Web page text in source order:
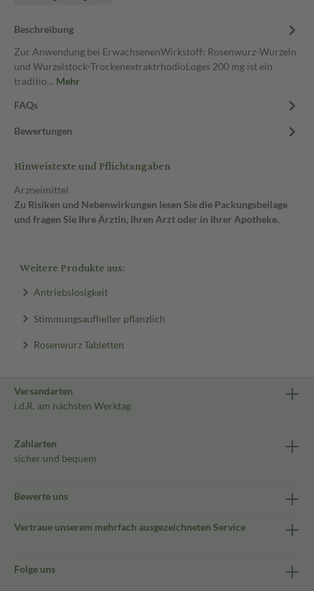
Beschreibung
Zur Anwendung bei ErwachsenenWirkstoff: Rosenwurz-Wurzeln
und Wurzelstock-TrockenextraktrhodioLoges 200 mg ist ein
traditio… Mehr
FAQs
Bewertungen
Hinweistexte und Pflichtangaben
Arzneimittel
Zu Risiken und Nebenwirkungen lesen Sie die Packungsbeilage
und fragen Sie Ihre Ärztin, Ihren Arzt oder in Ihrer Apotheke.
Weitere Produkte aus:
Antriebslosigkeit
Stimmungsaufheller pflanzlich
Rosenwurz Tabletten
Versandarten
i.d.R. am nächsten Werktag
Zahlarten
sicher und bequem
Bewerte uns
Vertraue unserem mehrfach ausgezeichneten Service
Folge uns